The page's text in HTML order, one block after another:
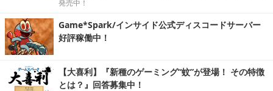
発売中！
Game*Spark/インサイド公式ディスコードサーバー
好評稼働中！
【大喜利】『新種のゲーミング“蚊”が登場！ その特徴
とは？』回答募集中！